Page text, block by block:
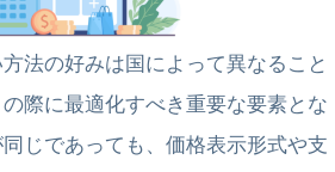
法の好みは国によって異なること
際に最適化すべき重要な要素とな
じであっても、価格表示形式や支